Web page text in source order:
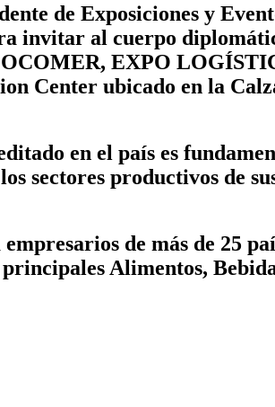
de Exposiciones y
invitar al cuerpo
EXPO
Center ubicado en la
en el país es
sectores productivos de
de más de 25
Alimentos,